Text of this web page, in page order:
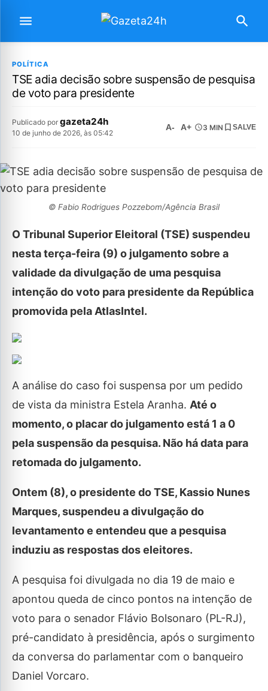
POLÍTICA
TSE adia decisão sobre suspensão de pesquisa
de voto para presidente
Publicado por gazeta24h
10 de junho de 2026, às 05:42
A- A+ 3 MIN SALVE
© Fabio Rodrigues Pozzebom/Agência Brasil
O Tribunal Superior Eleitoral (TSE) suspendeu
nesta terça-feira (9) o julgamento sobre a
validade da divulgação de uma pesquisa
intenção do voto para presidente da República
promovida pela AtlasIntel.
A análise do caso foi suspensa por um pedido
de vista da ministra Estela Aranha. Até o
momento, o placar do julgamento está 1 a 0
pela suspensão da pesquisa. Não há data para
retomada do julgamento.
Ontem (8), o presidente do TSE, Kassio Nunes
Marques, suspendeu a divulgação do
levantamento e entendeu que a pesquisa
induziu as respostas dos eleitores.
A pesquisa foi divulgada no dia 19 de maio e
apontou queda de cinco pontos na intenção de
voto para o senador Flávio Bolsonaro (PL-RJ),
pré-candidato à presidência, após o surgimento
da conversa do parlamentar com o banqueiro
Daniel Vorcaro.